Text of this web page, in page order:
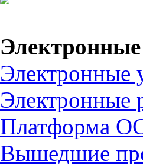
Электронные
Платформа
Вышедшие